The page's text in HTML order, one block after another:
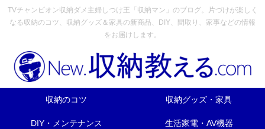
TVチャンピオン収納ダメ主婦しつけ王「収納マン」のブログ。片づけが楽しく
なる収納のコツ、収納グッズ＆家具の新商品、DIY、間取り、家事などの情報
をお届けします。
収納のコツ 収納グッズ・家具
DIY・メンテナンス 生活家電・AV機器